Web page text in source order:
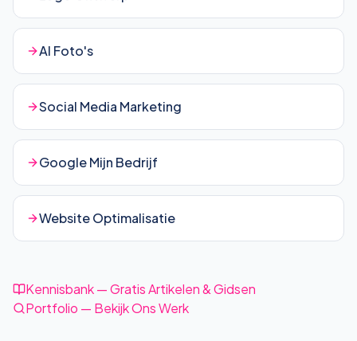
AI Foto's
Social Media Marketing
Google Mijn Bedrijf
Website Optimalisatie
Kennisbank — Gratis Artikelen & Gidsen
Portfolio — Bekijk Ons Werk